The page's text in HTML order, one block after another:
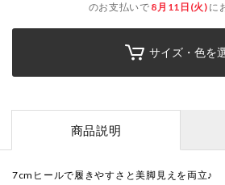
のお支払いで 8月11日(火) に
サイズ・色を
商品説明
7cmヒールで履きやすさと美脚見えを両立♪